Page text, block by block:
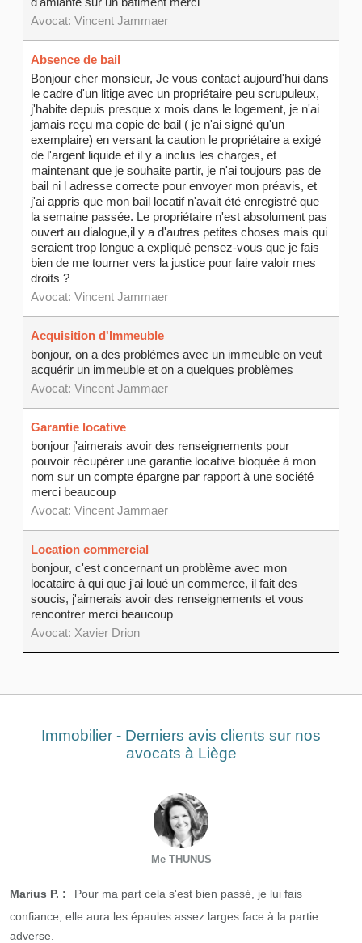
Avocat:Vincent Jammaer
Absence de bail
Bonjour cher monsieur, Je vous contact aujourd'hui dans
le cadre d'un litige avec un propriétaire peu scrupuleux,
j'habite depuis presque x mois dans le logement, je n'ai
jamais reçu ma copie de bail ( je n'ai signé qu'un
exemplaire) en versant la caution le propriétaire a exigé
de l'argent liquide et il y a inclus les charges, et
maintenant que je souhaite partir, je n'ai toujours pas de
bail ni l adresse correcte pour envoyer mon préavis, et
j'ai appris que mon bail locatif n'avait été enregistré que
la semaine passée. Le propriétaire n'est absolument pas
ouvert au dialogue,il y a d'autres petites choses mais qui
seraient trop longue a expliqué pensez-vous que je fais
bien de me tourner vers la justice pour faire valoir mes
droits ?
Avocat:Vincent Jammaer
Acquisition d'Immeuble
bonjour, on a des problèmes avec un immeuble on veut
acquérir un immeuble et on a quelques problèmes
Avocat:Vincent Jammaer
Garantie locative
bonjour j'aimerais avoir des renseignements pour
pouvoir récupérer une garantie locative bloquée à mon
nom sur un compte épargne par rapport à une société
merci beaucoup
Avocat:Vincent Jammaer
Location commercial
bonjour, c'est concernant un problème avec mon
locataire à qui que j'ai loué un commerce, il fait des
soucis, j'aimerais avoir des renseignements et vous
rencontrer merci beaucoup
Avocat: Xavier Drion
Immobilier - Derniers avis clients sur nos
avocats à Liège
Me THUNUS
Marius P. :
Pour ma part cela s'est bien passé, je lui fais
confiance, elle aura les épaules assez larges face à la partie
adverse.